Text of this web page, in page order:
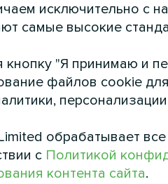
См.
исключительно с
самые высокие
"Я принимаю и
файлов cookie
обрабатывает
с Политикой
контента сайта.